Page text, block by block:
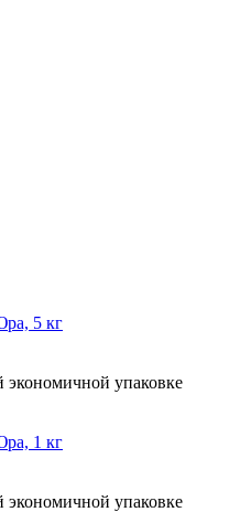
5 кг
экономичной упаковке
1 кг
экономичной упаковке